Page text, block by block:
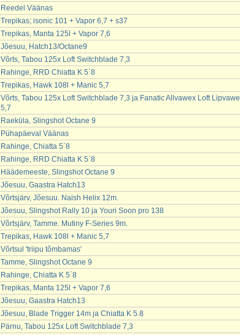
Reedel Väänas
Trepikas; isonic 101 + Vapor 6,7 + s37
Trepikas, Manta 125l + Vapor 7,6
Jõesuu, Hatch13/Octane9
Võrts, Tabou 125x Loft Switchblade 7,3
Rahinge, RRD Chiatta K 5`8
Trepikas, Hawk 108l + Manic 5,7
Võrts, Tabou 125x Loft Switchblade 7,3 ja Fanatic Allvawex Loft Lipvawe
5,7
Raeküla, Slingshot Octane 9
Pühapäeval Väänas
Rahinge, Chiatta 5`8
Rahinge, RRD Chiatta K 5`8
Häädemeeste, Slingshot Octane 9
Jõesuu, Gaastra Hatch13
Võrtsjärv, Jõesuu. Naish Helix 12m.
Jõesuu, Slingshot Rally 10 ja Youri Soon pro 138
Võrtsjärv, Tamme. Mutiny F-Series 9m.
Trepikas, Hawk 108l + Manic 5,7
Võrtsul 'triipu tõmbamas'
Tamme, Slingshot Octane 9
Rahinge, Chiatta K 5`8
Trepikas, Manta 125l + Vapor 7,6
Jõesuu, Gaastra Hatch13
Jõesuu, Blade Trigger 14m ja Chiatta K 5.8
Pärnu, Tabou 125x Loft Switchblade 7,3